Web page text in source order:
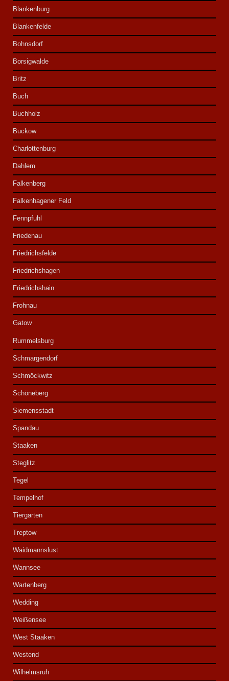
Blankenburg
Blankenfelde
Bohnsdorf
Borsigwalde
Britz
Buch
Buchholz
Buckow
Charlottenburg
Dahlem
Falkenberg
Falkenhagener Feld
Fennpfuhl
Friedenau
Friedrichsfelde
Friedrichshagen
Friedrichshain
Frohnau
Gatow
Rummelsburg
Schmargendorf
Schmöckwitz
Schöneberg
Siemensstadt
Spandau
Staaken
Steglitz
Tegel
Tempelhof
Tiergarten
Treptow
Waidmannslust
Wannsee
Wartenberg
Wedding
Weißensee
West Staaken
Westend
Wilhelmsruh